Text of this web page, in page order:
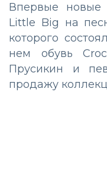
Впервые новые
Little Big на
которого
нем обувь
Прусикин и
продажу